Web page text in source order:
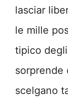
lasciar
le mille
tipico
sorprende
scelgano